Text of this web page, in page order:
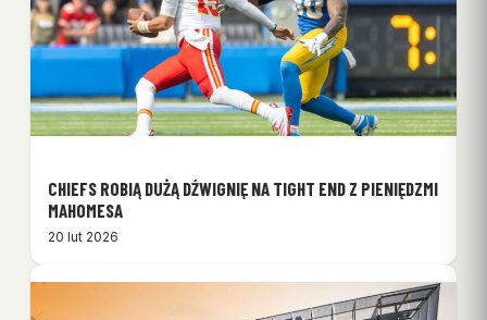
CHIEFS ROBIĄ DUŻĄ DŹWIGNIĘ NA TIGHT END Z PIENIĘDZMI
MAHOMESA
20 lut 2026